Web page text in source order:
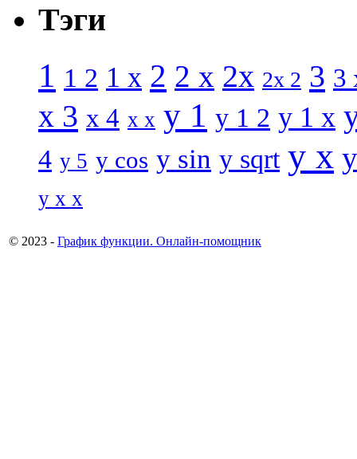
Тэги
1 1 2 1 x 2 2 x 2x 2x 2 3 3
x 3 x 4 x x y 1 y 1 2 y 1 x
4 y 5 y cos y sin y sqrt y x
y x x
© 2023 - График функции. Онлайн-помощник